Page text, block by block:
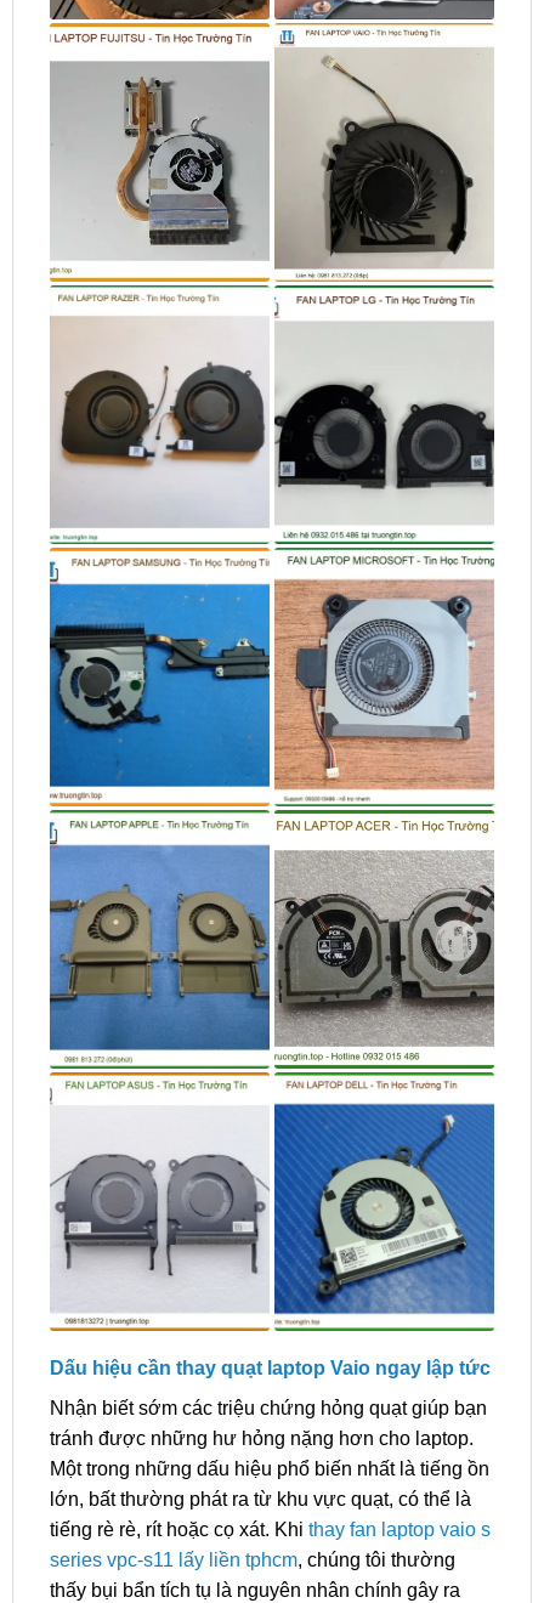
Dấu hiệu cần thay quạt laptop Vaio ngay lập tức
Nhận biết sớm các triệu chứng hỏng quạt giúp bạn
tránh được những hư hỏng nặng hơn cho laptop.
Một trong những dấu hiệu phổ biến nhất là tiếng ồn
lớn, bất thường phát ra từ khu vực quạt, có thể là
tiếng rè rè, rít hoặc cọ xát. Khi thay fan laptop vaio s
series vpc-s11 lấy liền tphcm, chúng tôi thường
thấy bụi bẩn tích tụ là nguyên nhân chính gây ra